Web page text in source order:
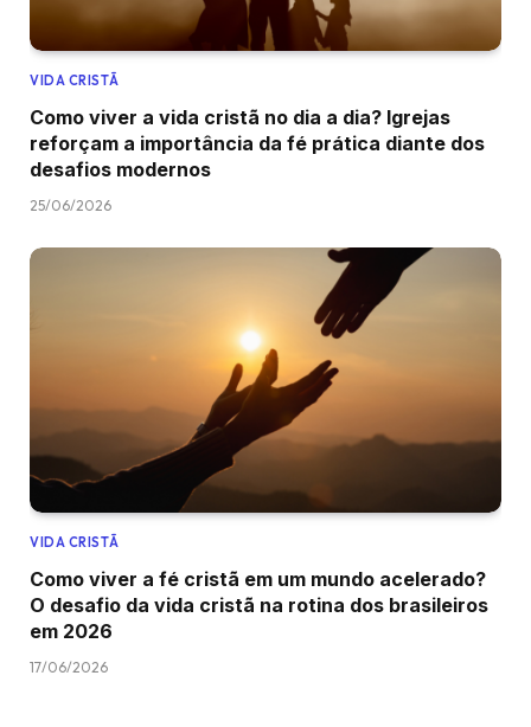
VIDA CRISTÃ
Como viver a vida cristã no dia a dia? Igrejas
reforçam a importância da fé prática diante dos
desafios modernos
25/06/2026
VIDA CRISTÃ
Como viver a fé cristã em um mundo acelerado?
O desafio da vida cristã na rotina dos brasileiros
em 2026
17/06/2026